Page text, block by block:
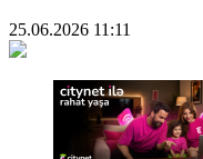
25.06.2026 11:11